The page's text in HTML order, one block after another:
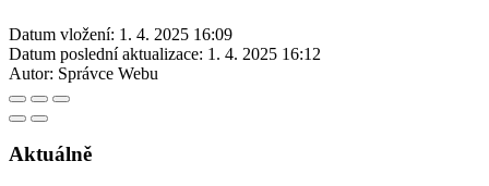
Datum vložení: 1. 4. 2025 16:09
Datum poslední aktualizace: 1. 4. 2025 16:12
Autor: Správce Webu
Aktuálně